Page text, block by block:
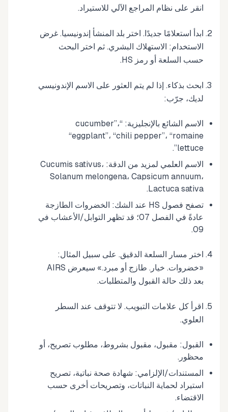
انقر على نظام المراجع الآلي للاستيراد.
ابدأ استعلامًا جديدًا. اختر بلد المنشأ إندونيسيا. غرض
الاستخدام: الاستهلاك البشري. ثم اختر البحث
حسب السلعة أو رمز HS.
ابحث بذكاء. إذا لم يتم العثور على الاسم الإندونيسي
لديك، جرّب:
الاسم الشائع بالإنجليزية: “cucumber”،
“eggplant”، “chili pepper”، “romaine
lettuce”.
الاسم العلمي لمزيد من الدقة: Cucumis sativus،
Solanum melongena، Capsicum annuum،
Lactuca sativa.
تصفح فصول HS عند الشك: الخضروات الطازجة
عادةً في الفصل 07؛ قد تظهر التوابل/الأعشاب في
09.
اختر مسار السلعة الدقيق. على سبيل المثال:
«خضروات. خيار. طازج أو مبرد.» سيعرض AIRS
بعد ذلك حالة القبول والمتطلبات.
اقرأ كل علامات التبويب. لا تتوقف عند السطر
العلوي.
القبول: مقبول، مقبول بشروط، مطلوب تصريح، أو
محظور.
المستندات/الإلزامي: شهادة صحة نباتية، تصريح
استيراد لحماية النباتات، وتصريحات أخرى حسب
الاقتضاء.